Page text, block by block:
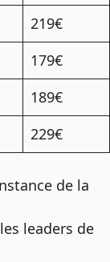
219€
179€
189€
229€
de la
leaders de